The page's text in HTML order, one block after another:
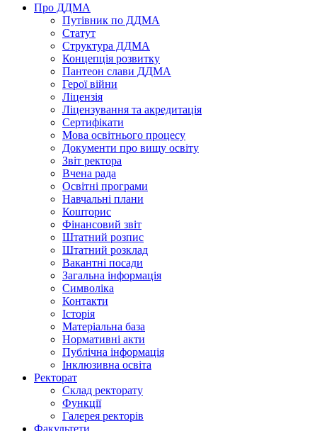
Про ДДМА
Путівник по ДДМА
Статут
Структура ДДМА
Концепція розвитку
Пантеон слави ДДМА
Герої війни
Ліцензія
Ліцензування та акредитація
Сертифікати
Мова освітнього процесу
Документи про вищу освіту
Звіт ректора
Вчена рада
Освітні програми
Навчальні плани
Кошторис
Фінансовий звіт
Штатний розпис
Штатний розклад
Вакантні посади
Загальна інформація
Символіка
Контакти
Історія
Матеріальна база
Нормативні акти
Публічна інформація
Інклюзивна освіта
Ректорат
Склад ректорату
Функції
Галерея ректорів
Факультети